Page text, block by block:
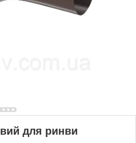
для ринви